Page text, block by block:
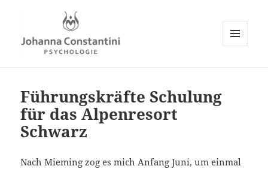
Führungskräfte Schulung
für das Alpenresort
Schwarz
Nach Mieming zog es mich Anfang Juni, um einmal